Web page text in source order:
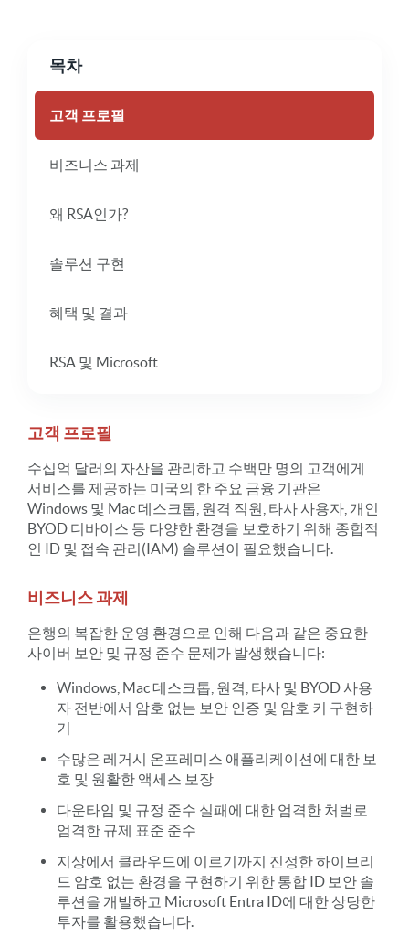
목차
고객 프로필
비즈니스 과제
왜 RSA인가?
솔루션 구현
혜택 및 결과
RSA 및 Microsoft
고객 프로필
수십억 달러의 자산을 관리하고 수백만 명의 고객에게
서비스를 제공하는 미국의 한 주요 금융 기관은
Windows 및 Mac 데스크톱, 원격 직원, 타사 사용자, 개인
BYOD 디바이스 등 다양한 환경을 보호하기 위해 종합적
인 ID 및 접속 관리(IAM) 솔루션이 필요했습니다.
비즈니스 과제
은행의 복잡한 운영 환경으로 인해 다음과 같은 중요한
사이버 보안 및 규정 준수 문제가 발생했습니다:
Windows, Mac 데스크톱, 원격, 타사 및 BYOD 사용
자 전반에서 암호 없는 보안 인증 및 암호 키 구현하
기
수많은 레거시 온프레미스 애플리케이션에 대한 보
호 및 원활한 액세스 보장
다운타임 및 규정 준수 실패에 대한 엄격한 처벌로
엄격한 규제 표준 준수
지상에서 클라우드에 이르기까지 진정한 하이브리
드 암호 없는 환경을 구현하기 위한 통합 ID 보안 솔
루션을 개발하고 Microsoft Entra ID에 대한 상당한
투자를 활용했습니다.